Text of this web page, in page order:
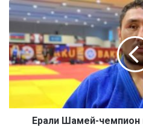
Е
р
а
л
и
Ш
а
е
Ерали Шамей-чемпион